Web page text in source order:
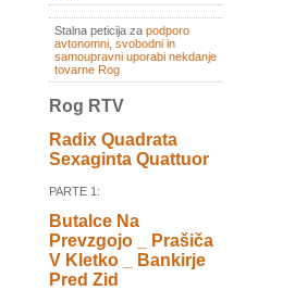
Stalna peticija za podporo
avtonomni, svobodni in
samoupravni uporabi nekdanje
tovarne Rog
Rog RTV
Radix Quadrata
Sexaginta Quattuor
PARTE 1:
Butalce Na
Prevzgojo _ Prašiča
V Kletko _ Bankirje
Pred Zid